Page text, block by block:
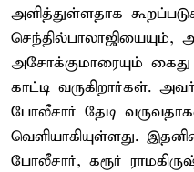
அளித்துள்ளதாக
செந்தில்பாலாஜியையும்,
அசோக்குமாரையும்
காட்டி வருகிறார்கள்.
போலீசார் தேடி
வெளியாகியுள்ளது.
போலீசார், கரூர்